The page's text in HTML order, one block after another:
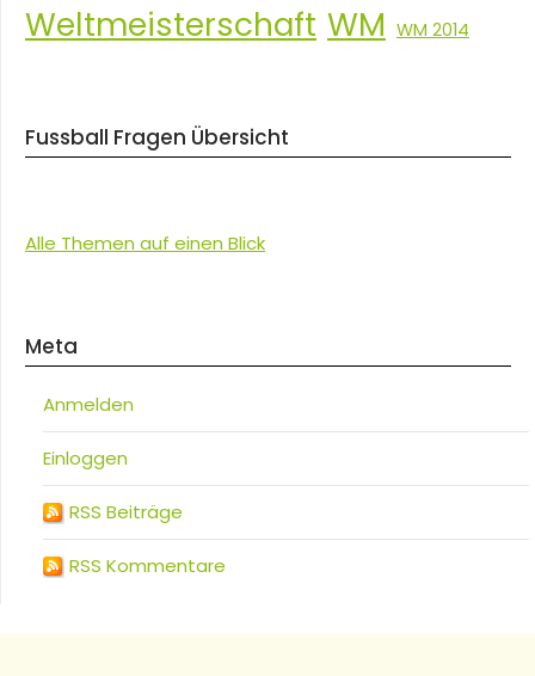
Weltmeisterschaft WM WM 2014
Fussball Fragen Übersicht
Alle Themen auf einen Blick
Meta
Anmelden
Einloggen
RSS Beiträge
RSS Kommentare